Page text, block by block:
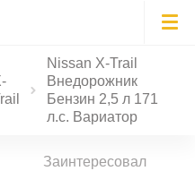
Nissan X-Trail
Внедорожник
Бензин 2,5 л 171
л.с. Вариатор
Заинтересовал